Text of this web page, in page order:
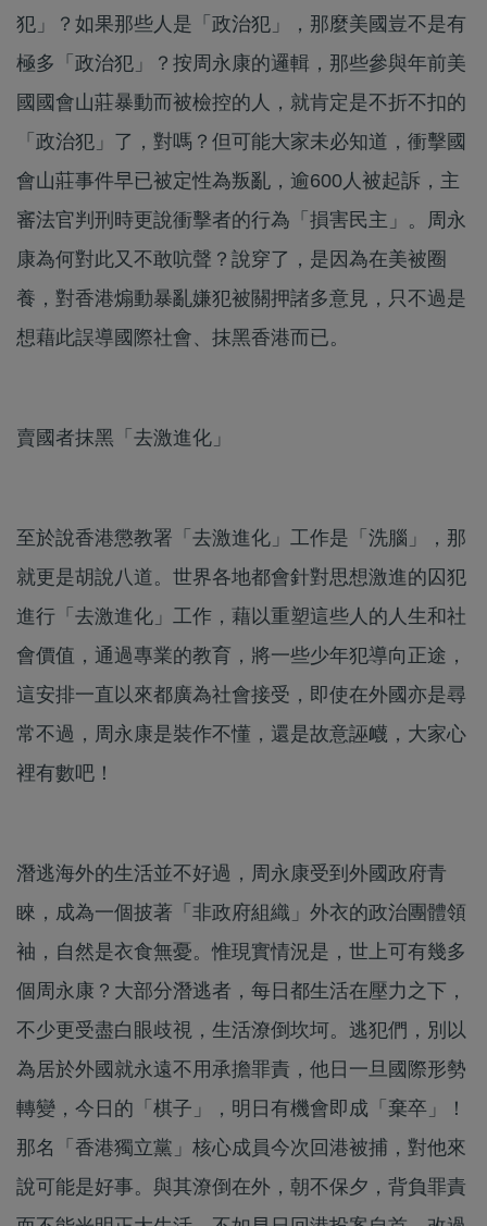
犯」？如果那些人是「政治犯」，那麼美國豈不是有
極多「政治犯」？按周永康的邏輯，那些參與年前美
國國會山莊暴動而被檢控的人，就肯定是不折不扣的
「政治犯」了，對嗎？但可能大家未必知道，衝擊國
會山莊事件早已被定性為叛亂，逾600人被起訴，主
審法官判刑時更說衝擊者的行為「損害民主」。周永
康為何對此又不敢吭聲？說穿了，是因為在美被圈
養，對香港煽動暴亂嫌犯被關押諸多意見，只不過是
想藉此誤導國際社會、抹黑香港而已。
賣國者抹黑「去激進化」
至於說香港懲教署「去激進化」工作是「洗腦」，那
就更是胡說八道。世界各地都會針對思想激進的囚犯
進行「去激進化」工作，藉以重塑這些人的人生和社
會價值，通過專業的教育，將一些少年犯導向正途，
這安排一直以來都廣為社會接受，即使在外國亦是尋
常不過，周永康是裝作不懂，還是故意誣衊，大家心
裡有數吧！
潛逃海外的生活並不好過，周永康受到外國政府青
睞，成為一個披著「非政府組織」外衣的政治團體領
袖，自然是衣食無憂。惟現實情況是，世上可有幾多
個周永康？大部分潛逃者，每日都生活在壓力之下，
不少更受盡白眼歧視，生活潦倒坎坷。逃犯們，別以
為居於外國就永遠不用承擔罪責，他日一旦國際形勢
轉變，今日的「棋子」，明日有機會即成「棄卒」！
那名「香港獨立黨」核心成員今次回港被捕，對他來
說可能是好事。與其潦倒在外，朝不保夕，背負罪責